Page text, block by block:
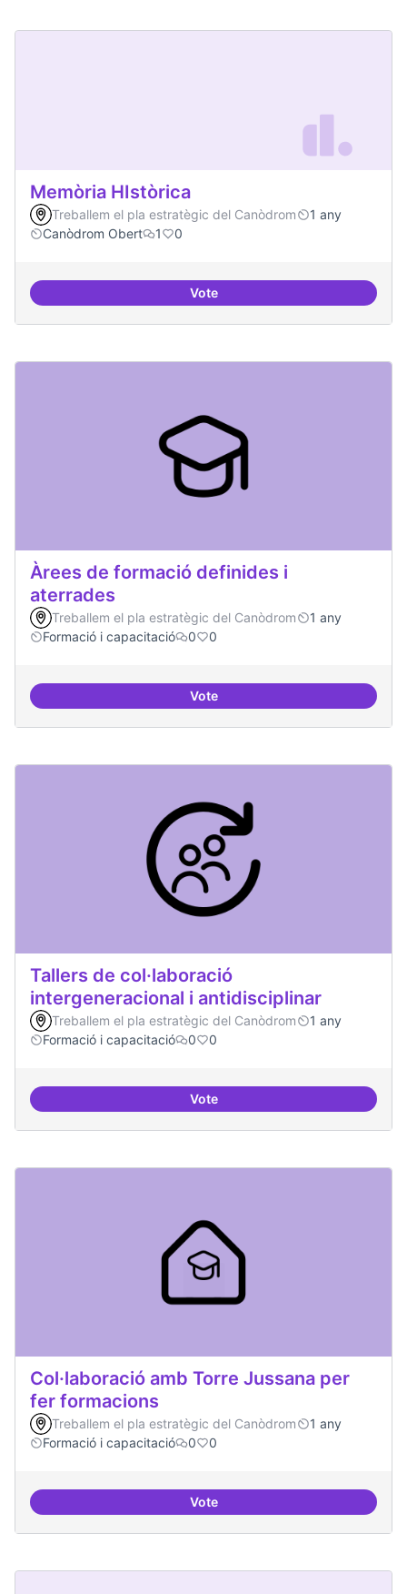
Memòria HIstòrica
Treballem el pla estratègic del Canòdrom
1 any
Canòdrom Obert
1 0
VoteMemòria HIstòrica
Àrees de formació definides i
aterrades
Treballem el pla estratègic del Canòdrom
1 any
Formació i capacitació
0 0
VoteÀrees de formació definides i
Tallers de col·laboració
intergeneracional i antidisciplinar
Treballem el pla estratègic del Canòdrom
1 any
Formació i capacitació
0 0
VoteTallers de col·laboració
Col·laboració amb Torre Jussana per
fer formacions
Treballem el pla estratègic del Canòdrom
1 any
Formació i capacitació
0 0
VoteCol·laboració amb Torre